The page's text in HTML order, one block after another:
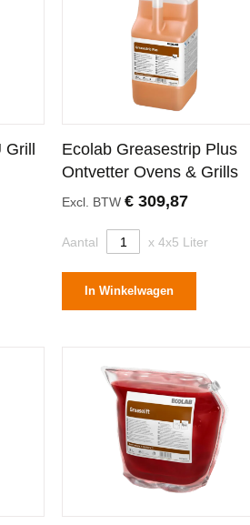
Ecolab Greasestrip Plus
Ontvetter Ovens & Grills
Excl. BTW€ 309,87
Aantal x 4x5 Liter
In Winkelwagen